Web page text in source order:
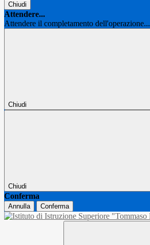
Chiudi
Attendere...
Attendere il completamento dell'operazione...
Chiudi
Chiudi
Conferma
Annulla Conferma